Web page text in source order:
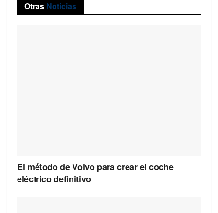
Otras Noticias
El método de Volvo para crear el coche
eléctrico definitivo